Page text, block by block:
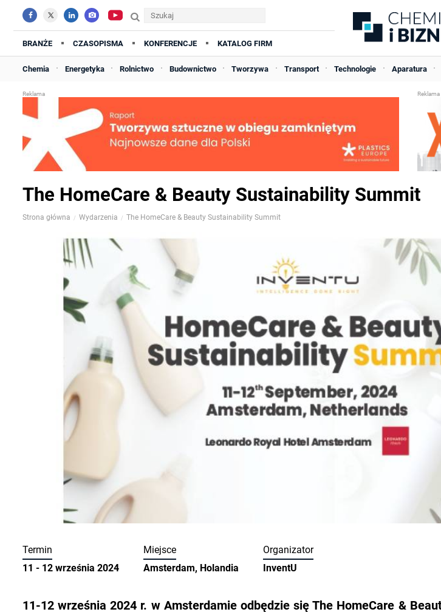
BRANŻE CZASOPISMA KONFERENCJE KATALOG FIRM
Chemia Energetyka Rolnictwo Budownictwo Tworzywa Transport Technologie Aparatura
The HomeCare & Beauty Sustainability Summit
Strona główna Wydarzenia The HomeCare & Beauty Sustainability Summit
Termin
11 - 12 września 2024
Miejsce
Amsterdam, Holandia
Organizator
InventU
11-12 września 2024 r. w Amsterdamie odbędzie się The HomeCare &